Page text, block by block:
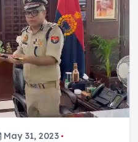
May 31, 2023